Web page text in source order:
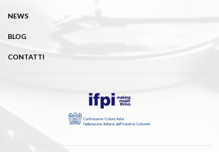
NEWS
BLOG
CONTATTI